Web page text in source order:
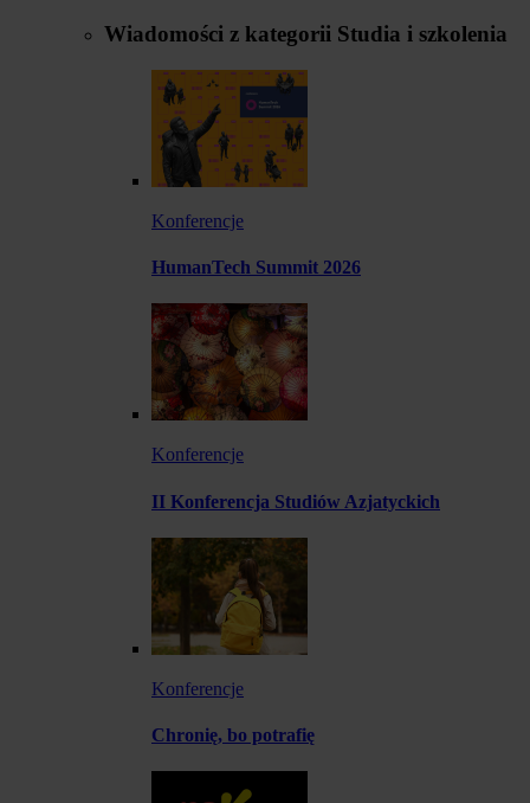
Wiadomości z kategorii Studia i szkolenia
Konferencje
HumanTech Summit 2026
Konferencje
II Konferencja Studiów Azjatyckich
Konferencje
Chronię, bo potrafię